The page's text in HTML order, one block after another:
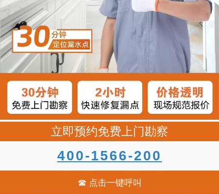
立即预约免费上门勘察
400-1566-200
☎ 点击一键呼叫